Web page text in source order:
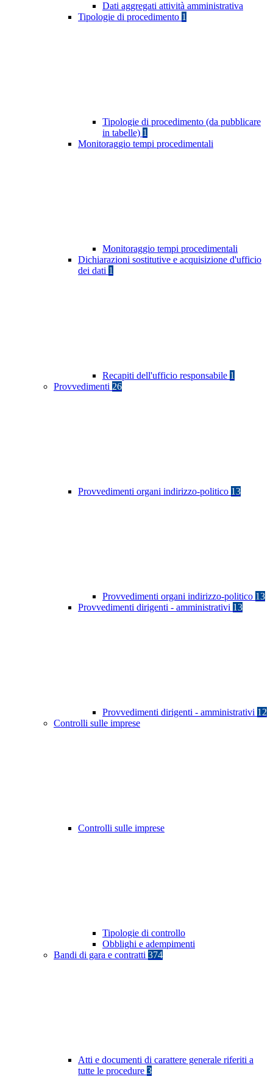
Dati aggregati attività amministrativa
Tipologie di procedimento 1
Tipologie di procedimento (da pubblicare
in tabelle) 1
Monitoraggio tempi procedimentali
Monitoraggio tempi procedimentali
Dichiarazioni sostitutive e acquisizione d'ufficio
dei dati 1
Recapiti dell'ufficio responsabile 1
Provvedimenti 26
Provvedimenti organi indirizzo-politico 13
Provvedimenti organi indirizzo-politico 13
Provvedimenti dirigenti - amministrativi 13
Provvedimenti dirigenti - amministrativi 12
Controlli sulle imprese
Controlli sulle imprese
Tipologie di controllo
Obblighi e adempimenti
Bandi di gara e contratti 374
Atti e documenti di carattere generale riferiti a
tutte le procedure 3